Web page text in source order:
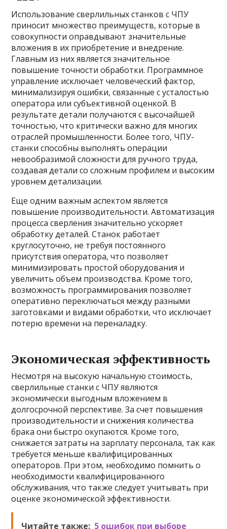
Использование сверлильных станков с ЧПУ
приносит множество преимуществ, которые в
совокупности оправдывают значительные
вложения в их приобретение и внедрение.
Главным из них является значительное
повышение точности обработки. Программное
управление исключает человеческий фактор,
минимализируя ошибки, связанные с усталостью
оператора или субъективной оценкой. В
результате детали получаются с высочайшей
точностью, что критически важно для многих
отраслей промышленности. Более того, ЧПУ-
станки способны выполнять операции
невообразимой сложности для ручного труда,
создавая детали со сложным профилем и высоким
уровнем детализации.
Еще одним важным аспектом является
повышение производительности. Автоматизация
процесса сверления значительно ускоряет
обработку деталей. Станок работает
круглосуточно, не требуя постоянного
присутствия оператора, что позволяет
минимизировать простой оборудования и
увеличить объем производства. Кроме того,
возможность программирования позволяет
оперативно переключаться между разными
заготовками и видами обработки, что исключает
потерю времени на переналадку.
Экономическая эффективность
Несмотря на высокую начальную стоимость,
сверлильные станки с ЧПУ являются
экономически выгодным вложением в
долгосрочной перспективе. За счет повышения
производительности и снижения количества
брака они быстро окупаются. Кроме того,
снижается затраты на зарплату персонала, так как
требуется меньше квалифицированных
операторов. При этом, необходимо помнить о
необходимости квалифицированного
обслуживания, что также следует учитывать при
оценке экономической эффективности.
Читайте также: 5 ошибок при выборе